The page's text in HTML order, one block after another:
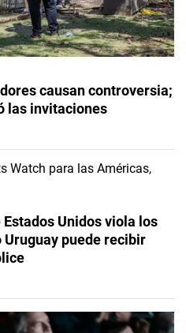
causan controversia;
las invitaciones
Unidos viola los
puede recibir